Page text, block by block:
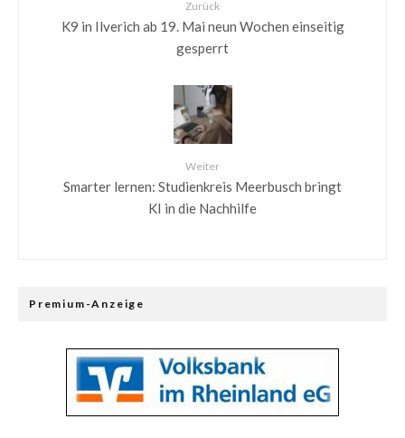
Zurück
K9 in Ilverich ab 19. Mai neun Wochen einseitig
gesperrt
Weiter
Smarter lernen: Studienkreis Meerbusch bringt
KI in die Nachhilfe
Premium-Anzeige